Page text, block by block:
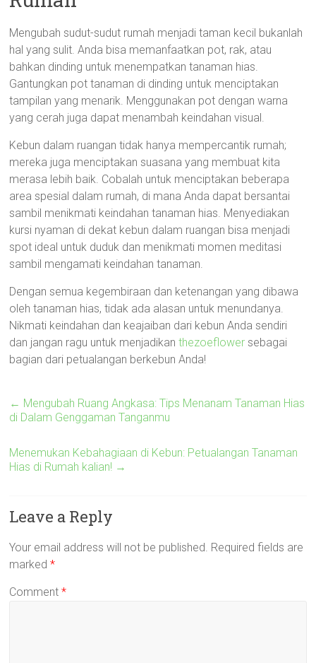
Mengubah sudut-sudut rumah menjadi taman kecil bukanlah
hal yang sulit. Anda bisa memanfaatkan pot, rak, atau
bahkan dinding untuk menempatkan tanaman hias.
Gantungkan pot tanaman di dinding untuk menciptakan
tampilan yang menarik. Menggunakan pot dengan warna
yang cerah juga dapat menambah keindahan visual.
Kebun dalam ruangan tidak hanya mempercantik rumah;
mereka juga menciptakan suasana yang membuat kita
merasa lebih baik. Cobalah untuk menciptakan beberapa
area spesial dalam rumah, di mana Anda dapat bersantai
sambil menikmati keindahan tanaman hias. Menyediakan
kursi nyaman di dekat kebun dalam ruangan bisa menjadi
spot ideal untuk duduk dan menikmati momen meditasi
sambil mengamati keindahan tanaman.
Dengan semua kegembiraan dan ketenangan yang dibawa
oleh tanaman hias, tidak ada alasan untuk menundanya.
Nikmati keindahan dan keajaiban dari kebun Anda sendiri
dan jangan ragu untuk menjadikanthezoeflower sebagai
bagian dari petualangan berkebun Anda!
← Mengubah Ruang Angkasa: Tips Menanam Tanaman Hias
di Dalam Genggaman Tanganmu
Menemukan Kebahagiaan di Kebun: Petualangan Tanaman
Hias di Rumah kalian! →
Leave a Reply
Your email address will not be published. Required fields are
marked*
Comment*